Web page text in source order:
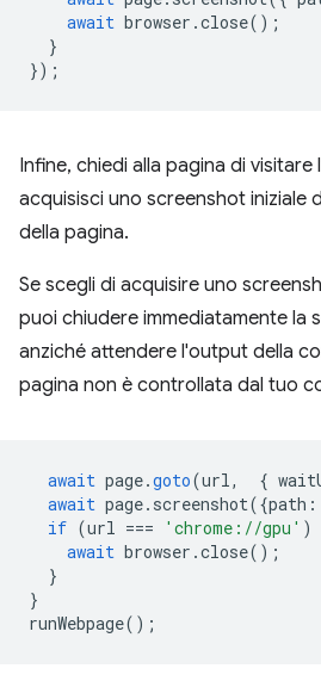
await browser .close();
}
});
Infine, chiedi alla pagina di visitare
acquisisci uno screenshot iniziale
della pagina.
Se scegli di acquisire uno
puoi chiudere immediatamente la
anziché attendere l'output della
pagina non è controllata dal tuo
await page.goto(url , {
await page. screenshot({path :
if (url === 'chrome://gpu' )
await browser .close();
}
}
runWebpage();